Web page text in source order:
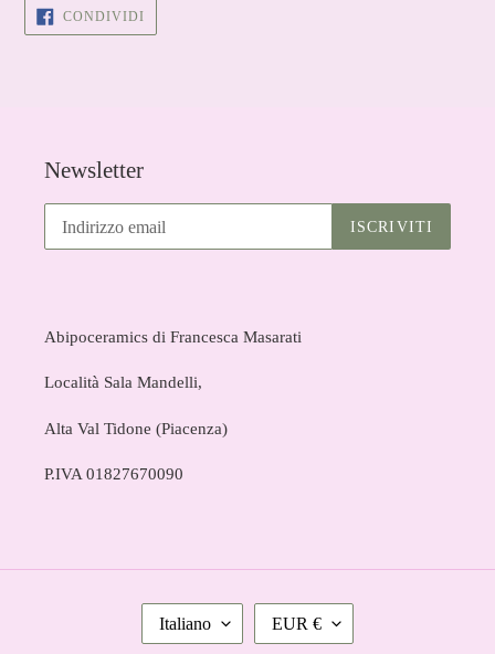
CONDIVIDICONDIVIDI
SU
FACEBOOK
Newsletter
ISCRIVITI
Abipoceramics di Francesca Masarati
Località Sala Mandelli,
Alta Val Tidone (Piacenza)
P.IVA 01827670090
L
I
Italiano
V
A
EUR €